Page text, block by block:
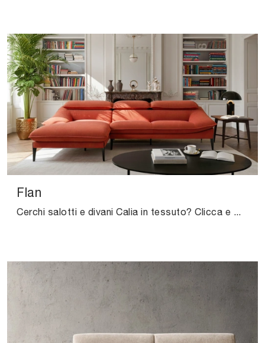
Flan
Cerchi salotti e divani Calia in tessuto? Clicca e ottieni informazioni sul modello Flan per spazi design.